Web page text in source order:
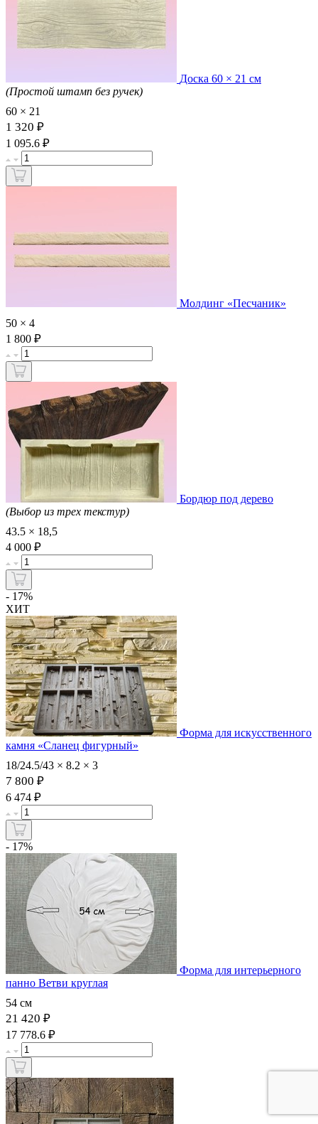
Доска 60 × 21 см
(Простой штамп без ручек)
60 × 21
1 320 ₽
1 095.6 ₽
Молдинг «Песчаник»
50 × 4
1 800 ₽
Бордюр под дерево
(Выбор из трех текстур)
43.5 × 18,5
4 000 ₽
- 17%
ХИТ
Форма для искусственного
камня «Сланец фигурный»
18/24.5/43 × 8.2 × 3
7 800 ₽
6 474 ₽
- 17%
Форма для интерьерного
панно Ветви круглая
54 см
21 420 ₽
17 778.6 ₽